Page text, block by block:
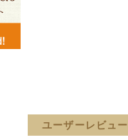
ユーザーレビュー